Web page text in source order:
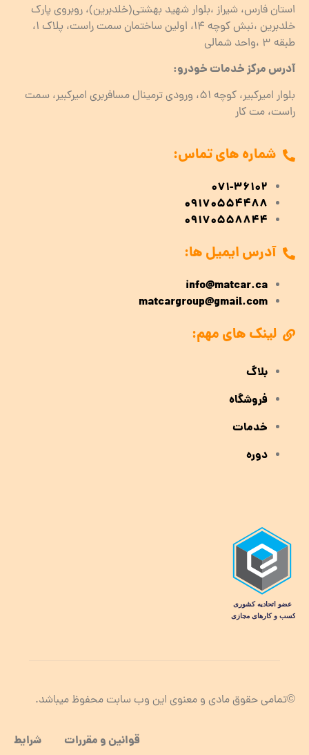
استان فارس، شیراز ،بلوار شهید بهشتی(خلدبرین)، روبروی پارک
خلدبرین ،نبش کوچه ۱۴، اولین ساختمان سمت راست، پلاک 1،
طبقه ۳ ،واحد شمالی
آدرس مرکز خدمات خودرو:
بلوار امیرکبیر، کوچه 51، ورودی ترمینال مسافربری امیرکبیر، سمت
راست، مت کار
شماره های تماس:
071-36102
09170554488
09170558844
آدرس ایمیل ها:
info@matcar.ca
matcargroup@gmail.com
لینک های مهم:
بلاگ
فروشگاه
خدمات
دوره
©تمامی حقوق مادی و معنوی این وب سابت محفوظ میباشد.
قوانین و مقررات شرایط